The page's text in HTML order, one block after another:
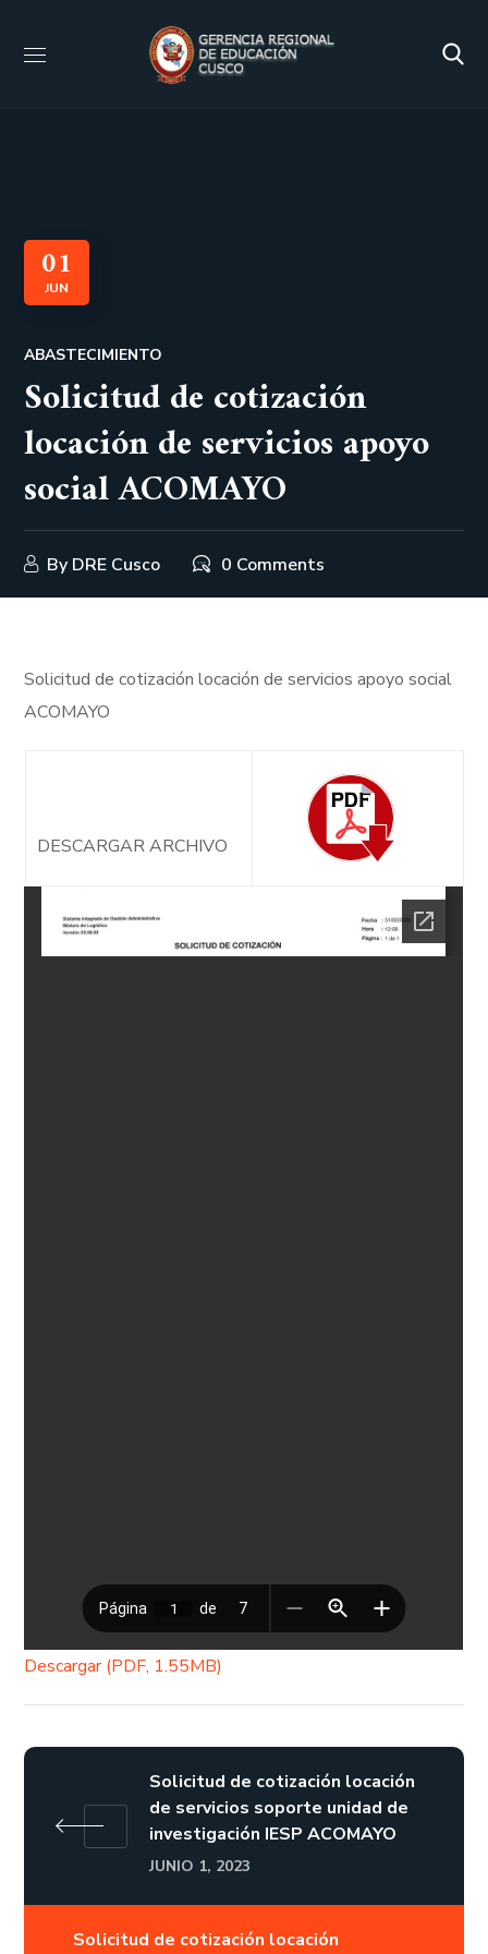
01
JUN
ABASTECIMIENTO
Solicitud de cotización
locación de servicios apoyo
social ACOMAYO
By DRE Cusco 0 Comments
Solicitud de cotización locación de servicios apoyo social
ACOMAYO
DESCARGAR ARCHIVO
Descargar (PDF, 1.55MB)
Solicitud de cotización locación
de servicios soporte unidad de
investigación IESP ACOMAYO
JUNIO 1, 2023
Solicitud de cotización locación